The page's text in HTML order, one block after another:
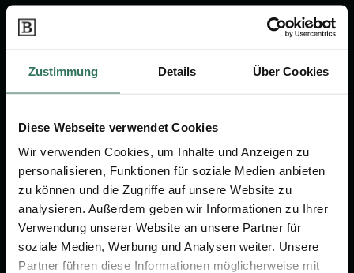
Zustimmung Details Über Cookies
Diese Webseite verwendet Cookies
Wir verwenden Cookies, um Inhalte und Anzeigen zu
personalisieren, Funktionen für soziale Medien anbieten
zu können und die Zugriffe auf unsere Website zu
analysieren. Außerdem geben wir Informationen zu Ihrer
Verwendung unserer Website an unsere Partner für
soziale Medien, Werbung und Analysen weiter. Unsere
Partner führen diese Informationen möglicherweise mit
Ratgeber
Verzeichnis
Wissenswertes
Über uns
Für Bestatter
Kostenlos registrieren